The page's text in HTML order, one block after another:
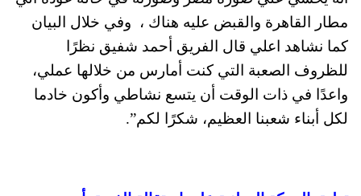
مطار القاهرة والقبض عليه هناك ، وفي خلال البيان
كما نشاهد اعلي قال الفريق أحمد شفيق نظرًا
للظروف الصعبة التي كنت أمارس من خلالها عملي،
واعدًا في ذات الوقت أن يتسع نشاطي وأكون خادما
لكل أبناء شعبنا العظيم، شكرًا لكم”.